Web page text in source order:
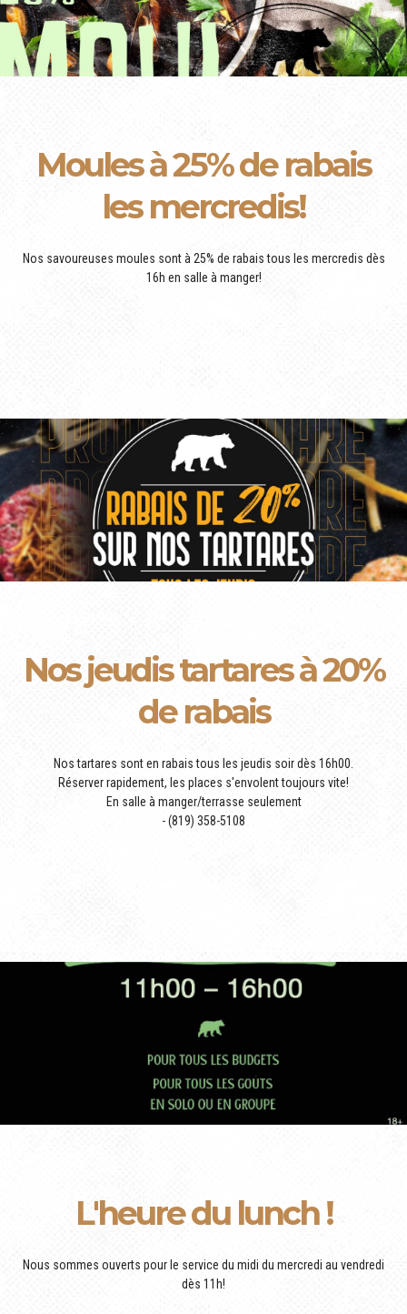
Moules à 25% de rabais
les mercredis!
Nos savoureuses moules sont à 25% de rabais tous les mercredis dès
16h en salle à manger!
Nos jeudis tartares à 20%
de rabais
Nos tartares sont en rabais tous les jeudis soir dès 16h00.
Réserver rapidement, les places s'envolent toujours vite!
En salle à manger/terrasse seulement
- (819) 358-5108
L'heure du lunch !
Nous sommes ouverts pour le service du midi du mercredi au vendredi
dès 11h!